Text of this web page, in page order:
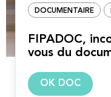
DOCUMENTAIRE
FIPADOC,
vous du
OK DOC